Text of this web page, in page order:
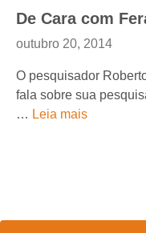
De Cara com
outubro 20, 2014
O pesquisador
fala sobre sua
… Leia mais